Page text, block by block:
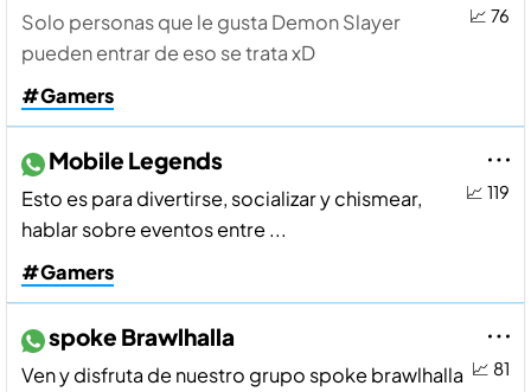
📈 76
Solo personas que le gusta Demon Slayer
pueden entrar de eso se trata xD
#Gamers
📈 119
Mobile Legends
Esto es para divertirse, socializar y chismear,
hablar sobre eventos entre ...
#Gamers
📈 81
spoke Brawlhalla
Ven y disfruta de nuestro grupo spoke brawlhalla